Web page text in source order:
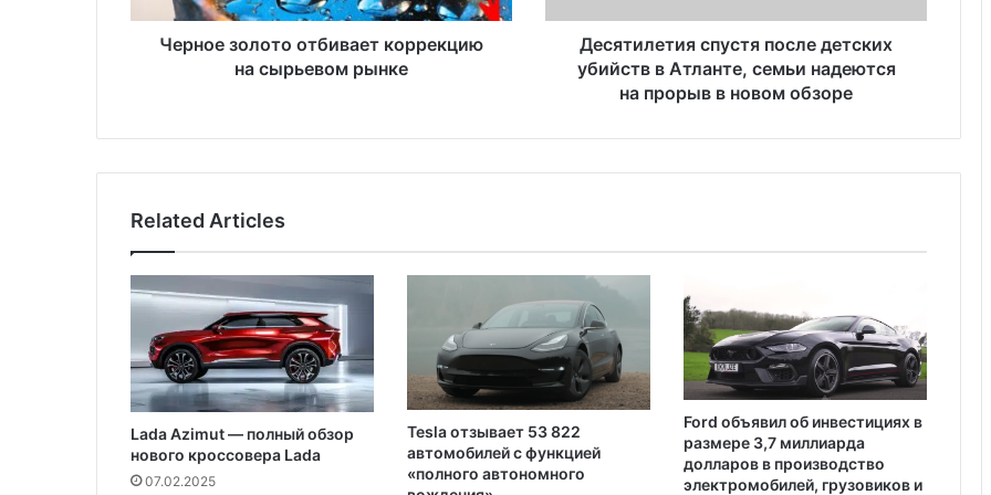
Крузак 200 (Toyota Land Cruiser
200): полный гид по легендарному
внедорожнику
знать водителю?
Три четверти американцев боятся
полностью автономных
транспортных средств
Какие летние шины продаются в
Украине
л
т
а
е
т
к
р
е
к
ц
и
ю
Черное золото отбивает коррекцию
на сырьевом рынке
т
у
о
с
л
е
д
е
т
с
к
и
х
Десятилетия спустя после детских
убийств в Атланте, семьи надеются
на прорыв в новом обзоре
Related Articles
Lada Azimut — полный обзор
нового кроссовера Lada
07.02.2025
Tesla отзывает 53 822
автомобилей с функцией
«полного автономного
Ford объявил об инвестициях в
размере 3,7 миллиарда
долларов в производство
электромобилей, грузовиков и